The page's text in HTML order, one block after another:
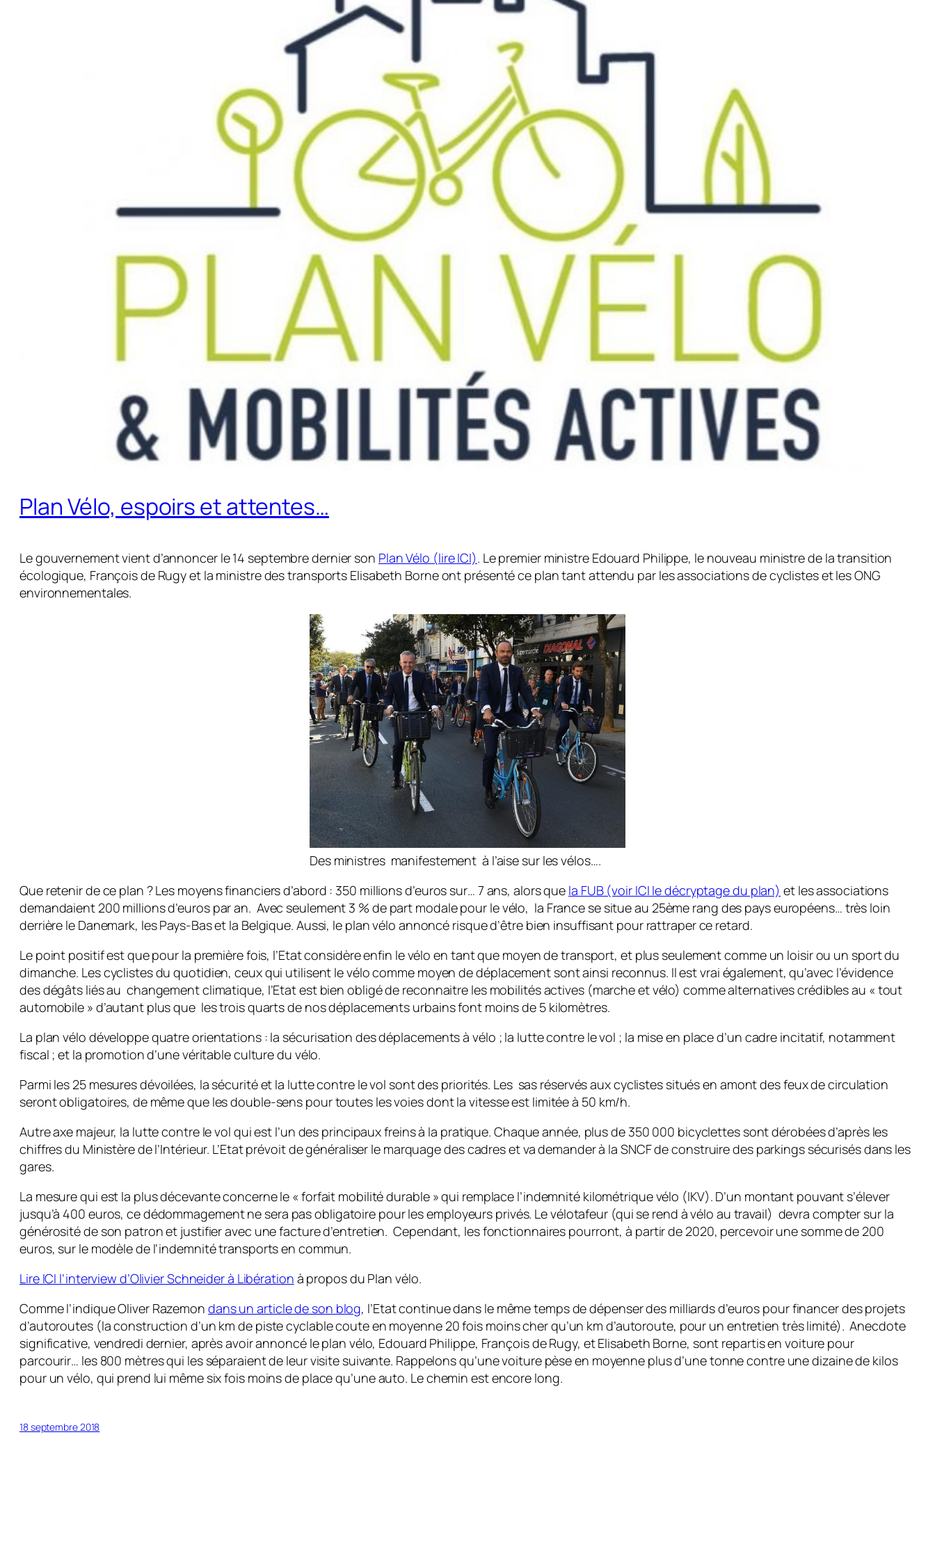
Plan Vélo, espoirs et attentes…
Le gouvernement vient d’annoncer le 14 septembre dernier son Plan Vélo (lire ICI). Le premier ministre Edouard Philippe, le nouveau ministre de la transition
écologique, François de Rugy et la ministre des transports Elisabeth Borne ont présenté ce plan tant attendu par les associations de cyclistes et les ONG
environnementales.
Des ministres manifestement à l’aise sur les vélos….
Que retenir de ce plan ? Les moyens financiers d’abord : 350 millions d’euros sur… 7 ans, alors que la FUB (voir ICI le décryptage du plan) et les associations
demandaient 200 millions d’euros par an. Avec seulement 3 % de part modale pour le vélo, la France se situe au 25ème rang des pays européens… très loin
derrière le Danemark, les Pays-Bas et la Belgique. Aussi, le plan vélo annoncé risque d’être bien insuffisant pour rattraper ce retard.
Le point positif est que pour la première fois, l’Etat considère enfin le vélo en tant que moyen de transport, et plus seulement comme un loisir ou un sport du
dimanche. Les cyclistes du quotidien, ceux qui utilisent le vélo comme moyen de déplacement sont ainsi reconnus. Il est vrai également, qu’avec l’évidence
des dégâts liés au changement climatique, l’Etat est bien obligé de reconnaitre les mobilités actives (marche et vélo) comme alternatives crédibles au « tout
automobile » d’autant plus que les trois quarts de nos déplacements urbains font moins de 5 kilomètres.
La plan vélo développe quatre orientations : la sécurisation des déplacements à vélo ; la lutte contre le vol ; la mise en place d’un cadre incitatif, notamment
fiscal ; et la promotion d’une véritable culture du vélo.
Parmi les 25 mesures dévoilées, la sécurité et la lutte contre le vol sont des priorités. Les sas réservés aux cyclistes situés en amont des feux de circulation
seront obligatoires, de même que les double-sens pour toutes les voies dont la vitesse est limitée à 50 km/h.
Autre axe majeur, la lutte contre le vol qui est l’un des principaux freins à la pratique. Chaque année, plus de 350 000 bicyclettes sont dérobées d’après les
chiffres du Ministère de l’Intérieur. L’Etat prévoit de généraliser le marquage des cadres et va demander à la SNCF de construire des parkings sécurisés dans les
gares.
La mesure qui est la plus décevante concerne le « forfait mobilité durable » qui remplace l’indemnité kilométrique vélo (IKV). D’un montant pouvant s’élever
jusqu’à 400 euros, ce dédommagement ne sera pas obligatoire pour les employeurs privés. Le vélotafeur (qui se rend à vélo au travail) devra compter sur la
générosité de son patron et justifier avec une facture d’entretien. Cependant, les fonctionnaires pourront, à partir de 2020, percevoir une somme de 200
euros, sur le modèle de l’indemnité transports en commun.
Lire ICI l’interview d’Olivier Schneider à Libération à propos du Plan vélo.
Comme l’indique Oliver Razemon dans un article de son blog, l’Etat continue dans le même temps de dépenser des milliards d’euros pour financer des projets
d’autoroutes (la construction d’un km de piste cyclable coute en moyenne 20 fois moins cher qu’un km d’autoroute, pour un entretien très limité). Anecdote
significative, vendredi dernier, après avoir annoncé le plan vélo, Edouard Philippe, François de Rugy, et Elisabeth Borne, sont repartis en voiture pour
parcourir… les 800 mètres qui les séparaient de leur visite suivante. Rappelons qu’une voiture pèse en moyenne plus d’une tonne contre une dizaine de kilos
pour un vélo, qui prend lui même six fois moins de place qu’une auto. Le chemin est encore long.
18 septembre 2018